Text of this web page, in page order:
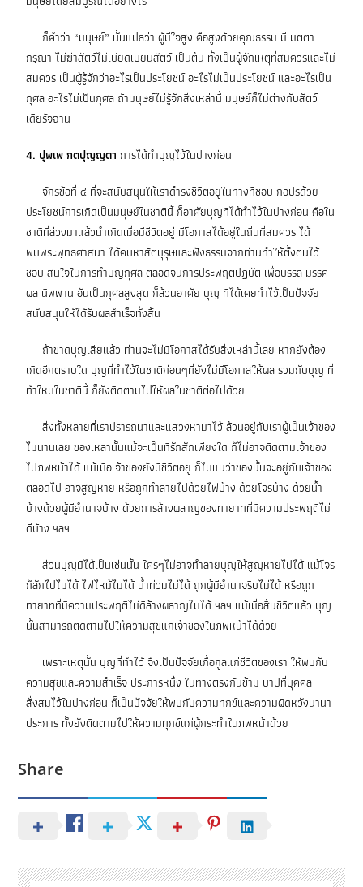
ก็คำว่า “มนุษย์” นั้นแปลว่า ผู้มีใจสูง คือสูงด้วยคุณธรรม มีเมตตา
กรุณา ไม่ฆ่าสัตว์ไม่เบียดเบียนสัตว์ เป็นต้น ทั้งเป็นผู้จักเหตุที่สมควรและไม่
สมควร เป็นผู้รู้จักว่าอะไรเป็นประโยชน์ อะไรไม่เป็นประโยชน์ และอะไรเป็น
กุศล อะไรไม่เป็นกุศล ถ้ามนุษย์ไม่รู้จักสิ่งเหล่านี้ มนุษย์ก็ไม่ต่างกับสัตว์
เดียรัจฉาน
4. ปุพเพ กตปุญญตา การได้ทำบุญไว้ในปางก่อน
จักรข้อที่ ๔ ที่จะสนับสนุนให้เราดำรงชีวิตอยู่ในทางที่ชอบ กอปรด้วย
ประโยชน์การเกิดเป็นมนุษย์ในชาตินี้ ก็อาศัยบุญที่ได้ทำไว้ในปางก่อน คือใน
ชาติที่ล่วงมาแล้วนำเกิดเมื่อมีชีวิตอยู่ มีโอกาสได้อยู่ในถิ่นที่สมควร ได้
พบพระพุทธศาสนา ได้คบหาสัตบุรุษและฟังธรรมจากท่านทำให้ตั้งตนไว้
ชอบ สนใจในการทำบุญกุศล ตลอดจนการประพฤติปฏิบัติ เพื่อบรรลุ มรรค
ผล นิพพาน อันเป็นกุศลสูงสุด ก็ล้วนอาศัย บุญ ที่ได้เคยทำไว้เป็นปัจจัย
สนับสนุนให้ได้รับผลสำเร็จทั้งสิ้น
ถ้าขาดบุญเสียแล้ว ท่านจะไม่มีโอกาสได้รับสิ่งเหล่านี้เลย หากยังต้อง
เกิดอีกตราบใด บุญที่ทำไว้ในชาติก่อนๆที่ยังไม่มีโอกาสให้ผล รวมกับบุญ ที่
ทำใหม่ในชาตินี้ ก็ยังติดตามไปให้ผลในชาติต่อไปด้วย
สิ่งทั้งหลายที่เราปรารถนาและแสวงหามาไว้ ล้วนอยู่กับเราผู้เป็นเจ้าของ
ไม่นานเลย ของเหล่านั้นแม้จะเป็นที่รักสักเพียงใด ก็ไม่อาจติดตามเจ้าของ
ไปภพหน้าได้ แม้เมื่อเจ้าของยังมีชีวิตอยู่ ก็ไม่แน่ว่าของนั้นจะอยู่กับเจ้าของ
ตลอดไป อาจสูญหาย หรือถูกทำลายไปด้วยไฟบ้าง ด้วยโจรบ้าง ด้วยน้ำ
บ้างด้วยผู้มีอำนาจบ้าง ด้วยการล้างผลาญของทายาทที่มีความประพฤติไม่
ดีบ้าง ฯลฯ
ส่วนบุญมิได้เป็นเช่นนั้น ใครๆไม่อาจทำลายบุญให้สูญหายไปได้ แม้โจร
ก็ลักไปไม่ได้ ไฟไหม้ไม่ได้ น้ำท่วมไม่ได้ ถูกผู้มีอำนาจริบไม่ได้ หรือถูก
ทายาทที่มีความประพฤติไม่ดีล้างผลาญไม่ได้ ฯลฯ แม้เมื่อสิ้นชีวิตแล้ว บุญ
นั้นสามารถติดตามไปให้ความสุขแก่เจ้าของในภพหน้าได้ด้วย
เพราะเหตุนั้น บุญที่ทำไว้ จึงเป็นปัจจัยเกื้อกูลแก่ชีวิตของเรา ให้พบกับ
ความสุขและความสำเร็จ ประการหนึ่ง ในทางตรงกันข้าม บาปที่บุคคล
สั่งสมไว้ในปางก่อน ก็เป็นปัจจัยให้พบกับความทุกข์และความผิดหวังนานา
ประการ ทั้งยังติดตามไปให้ความทุกข์แก่ผู้กระทำในภพหน้าด้วย
Share